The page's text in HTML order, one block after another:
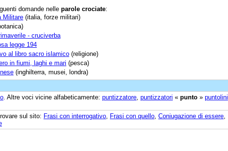
domande nelle parole crociate:
Militare (italia, forze militari)
- cruciverba
legge 194
al libro sacro islamico (religione)
in fiumi, laghi e mari (pesca)
(inghilterra, musei, londra)
. Altre voci vicine alfabeticamente: puntizzatore puntizzatori « punto » puntolini
sul sito: Frasi con interrogativo Frasi con quello Coniugazione di essere